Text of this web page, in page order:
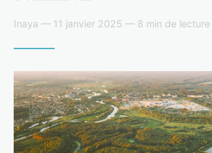
Inaya — 11 janvier 2025 — 8 min de lecture